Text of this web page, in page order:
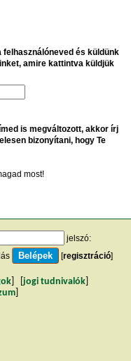
és küldünk
amire kattintva küldjük
is megváltozott, akkor írj
bizonyítani, hogy Te
most!
jelszó:
[regisztráció]
jogi tudnivalók
]